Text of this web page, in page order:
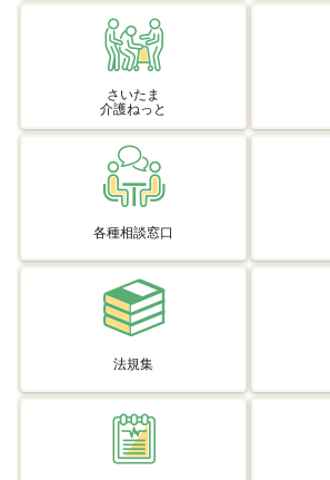
さいたま
介護ねっと
各種相談窓口
法規集